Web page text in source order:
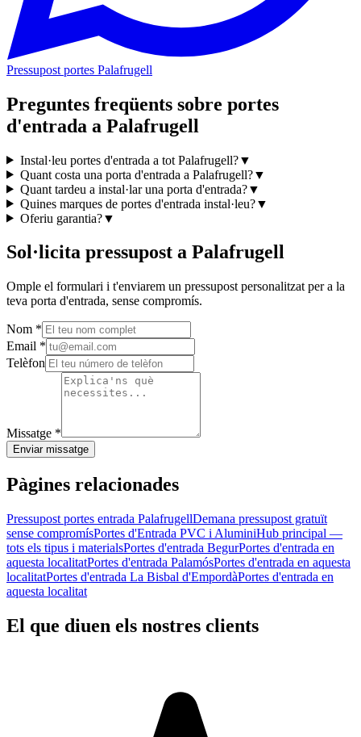
Pressupost portes Palafrugell
Preguntes freqüents sobre portes
d'entrada a Palafrugell
Instal·leu portes d'entrada a tot Palafrugell?▼
Quant costa una porta d'entrada a Palafrugell?▼
Quant tardeu a instal·lar una porta d'entrada?▼
Quines marques de portes d'entrada instal·leu?▼
Oferiu garantia?▼
Sol·licita pressupost a Palafrugell
Omple el formulari i t'enviarem un pressupost personalitzat per a la
teva porta d'entrada, sense compromís.
Nom *
Email *
Telèfon
Missatge *
Enviar missatge
Pàgines relacionades
Pressupost portes entrada PalafrugellDemana pressupost gratuït
sense compromísPortes d'Entrada PVC i AluminiHub principal —
tots els tipus i materialsPortes d'entrada BegurPortes d'entrada en
aquesta localitatPortes d'entrada PalamósPortes d'entrada en aquesta
localitatPortes d'entrada La Bisbal d'EmpordàPortes d'entrada en
aquesta localitat
El que diuen els nostres clients